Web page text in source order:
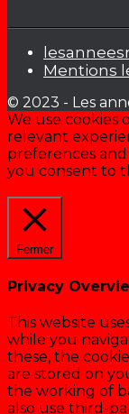
Mentions
© 2023 - Les
We use cookies
relevant
preferences and
you consent to
Fermer
Privacy
This website
while you
these, the
are stored on
the working of
also use third-